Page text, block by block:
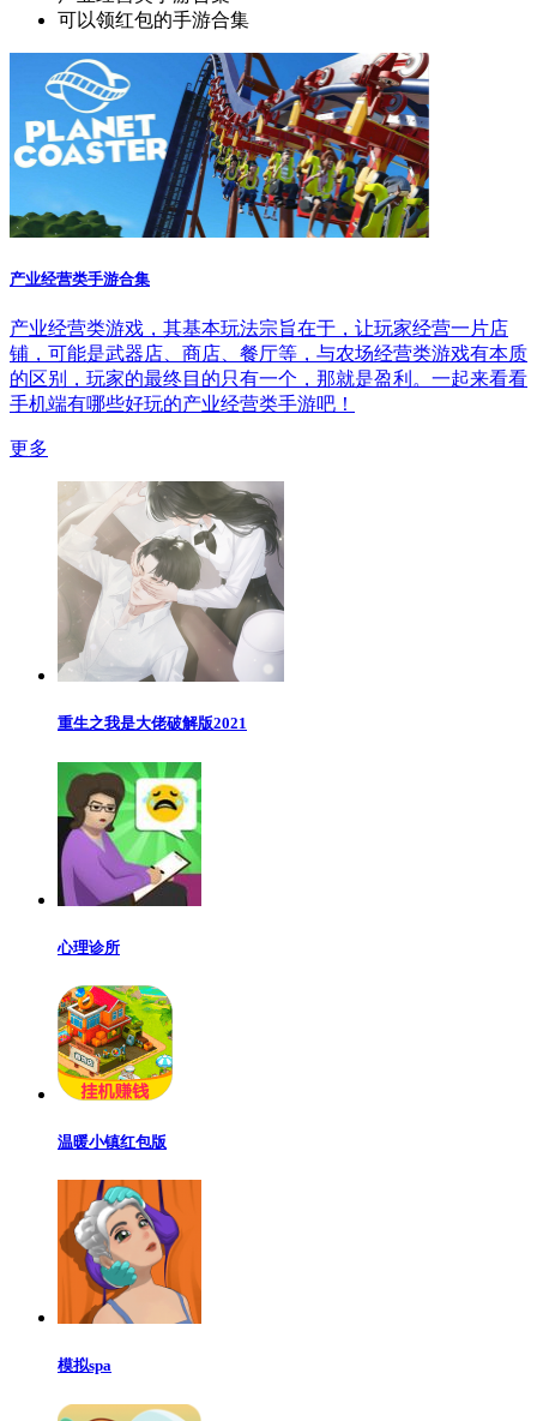
可以领红包的手游合集
产业经营类手游合集
产业经营类游戏，其基本玩法宗旨在于，让玩家经营一片店
铺，可能是武器店、商店、餐厅等，与农场经营类游戏有本质
的区别，玩家的最终目的只有一个，那就是盈利。一起来看看
手机端有哪些好玩的产业经营类手游吧！
更多
重生之我是大佬破解版2021
心理诊所
温暖小镇红包版
模拟spa